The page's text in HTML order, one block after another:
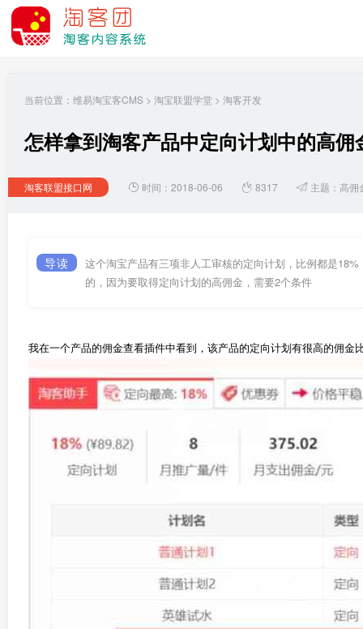
当前位置： 维易淘宝客CMS > 淘宝联盟学堂 > 淘客开发
怎样拿到淘客产品中定向计划中的高佣
淘客联盟接口网 时间：2018-06-06 8317 主题： 高佣
导读
这个淘宝产品有三项非人工审核的定向计划，比例都是
的，因为要取得定向计划的高佣金，需要2个条件
我在一个产品的佣金查看插件中看到，该产品的定向计划有很高的佣金